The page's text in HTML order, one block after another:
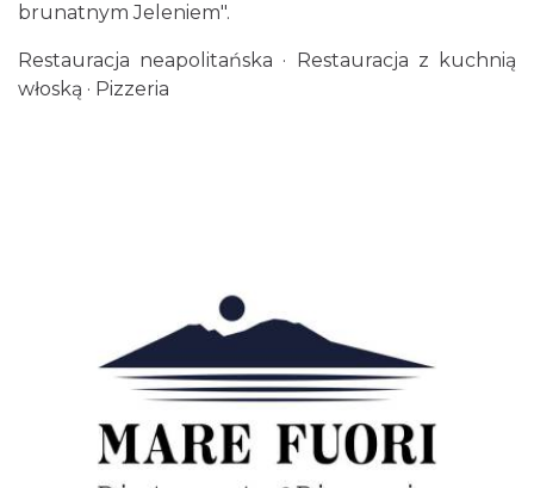
brunatnym Jeleniem".
Restauracja neapolitańska · Restauracja z kuchnią
włoską · Pizzeria